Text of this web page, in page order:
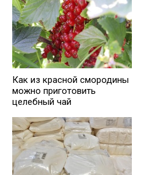
Как из красной смородины
можно приготовить
целебный чай